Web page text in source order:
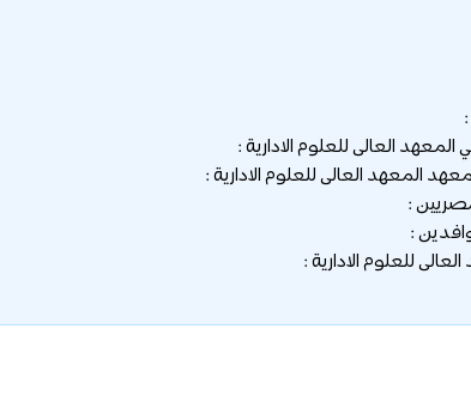
العالى للعلوم الادارية :
المعهد العالى للعلوم الادارية :
:
:
للعلوم الادارية :